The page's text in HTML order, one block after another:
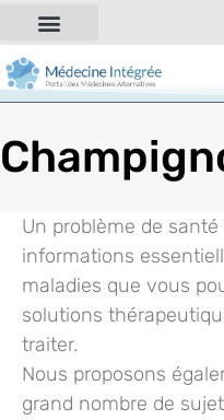
Un problème de
informations
maladies que vous
solutions
traiter.
Nous proposons
grand nombre de